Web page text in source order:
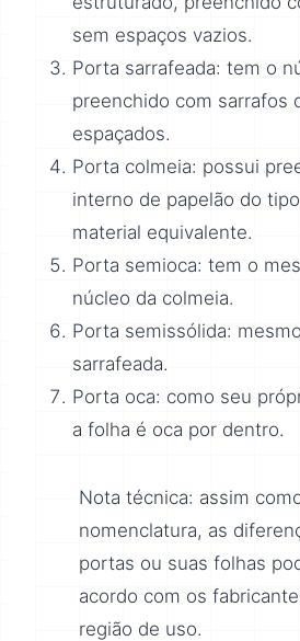
sem espaços vazios.
Porta sarrafeada: tem o
preenchido com sarrafos
espaçados.
Porta colmeia: possui
interno de papelão do
material equivalente.
Porta semioca: tem o
núcleo da colmeia.
Porta semissólida:
sarrafeada.
Porta oca: como seu
a folha é oca por dentro.
Nota técnica: assim
nomenclatura, as
portas ou suas folhas
acordo com os
região de uso.